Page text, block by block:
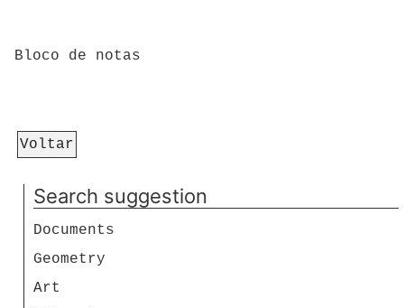
Bloco de notas
Voltar
Search suggestion
Documents
Geometry
Art